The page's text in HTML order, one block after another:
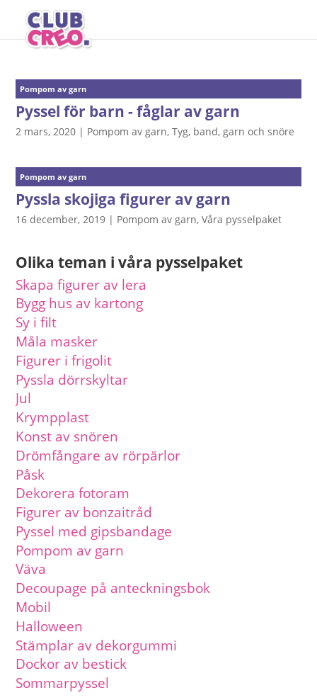
Pompom av garn
Pyssel för barn - fåglar av garn
2 mars, 2020 | Pompom av garn,Tyg, band, garn och snöre
Pompom av garn
Pyssla skojiga figurer av garn
16 december, 2019 | Pompom av garn,Våra pysselpaket
Olika teman i våra pysselpaket
Skapa figurer av lera
Bygg hus av kartong
Sy i filt
Måla masker
Figurer i frigolit
Pyssla dörrskyltar
Jul
Krympplast
Konst av snören
Drömfångare av rörpärlor
Påsk
Dekorera fotoram
Figurer av bonzaitråd
Pyssel med gipsbandage
Pompom av garn
Väva
Decoupage på anteckningsbok
Mobil
Halloween
Stämplar av dekorgummi
Dockor av bestick
Sommarpyssel